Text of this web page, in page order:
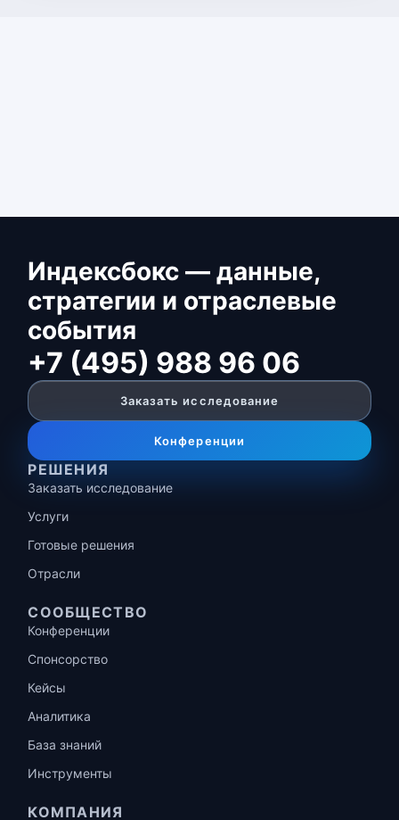
Индексбокс — данные,
стратегии и отраслевые
события
+7 (495) 988 96 06
Заказать исследование
Конференции
РЕШЕНИЯ
Заказать исследование
Услуги
Готовые решения
Отрасли
СООБЩЕСТВО
Конференции
Спонсорство
Кейсы
Аналитика
База знаний
Инструменты
КОМПАНИЯ